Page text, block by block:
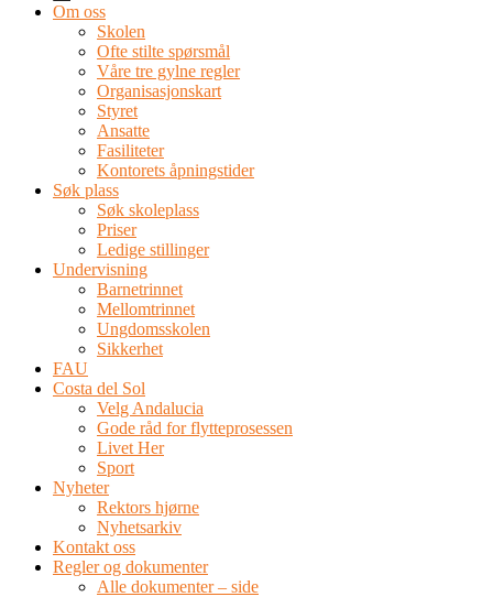
Om oss
Skolen
Ofte stilte spørsmål
Våre tre gylne regler
Organisasjonskart
Styret
Ansatte
Fasiliteter
Kontorets åpningstider
Søk plass
Søk skoleplass
Priser
Ledige stillinger
Undervisning
Barnetrinnet
Mellomtrinnet
Ungdomsskolen
Sikkerhet
FAU
Costa del Sol
Velg Andalucia
Gode råd for flytteprosessen
Livet Her
Sport
Nyheter
Rektors hjørne
Nyhetsarkiv
Kontakt oss
Regler og dokumenter
Alle dokumenter – side